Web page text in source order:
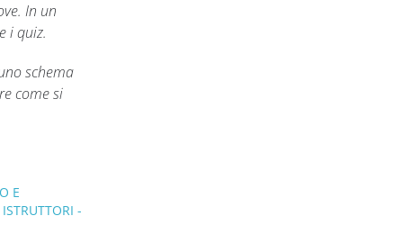
In un
i quiz.
schema
come si
E
-